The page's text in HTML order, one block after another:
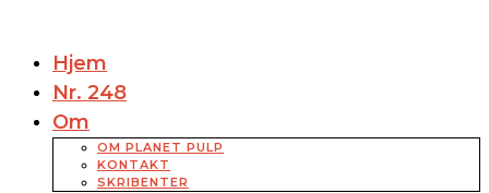
Hjem
Nr. 248
Om
OM PLANET PULP
KONTAKT
SKRIBENTER